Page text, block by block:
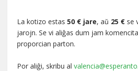
La kotizo estas 50 € jare, aŭ 25 € se
jarojn. Se vi aliĝas dum jam
proporcian parton.
Por aliĝi, skribu al